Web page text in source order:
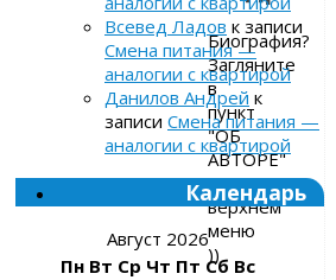
Биография?
Загляните
в
пункт
"ОБ
АВТОРЕ"
в
верхнем
меню
))
Всевед Ладов к записи
Смена питания —
аналогии с квартирой
Данилов Андрей к
записи Смена питания —
аналогии с квартирой
Календарь
Август 2026
Пн Вт Ср Чт Пт Сб Вс